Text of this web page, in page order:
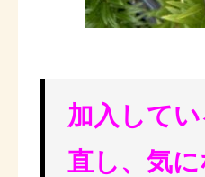
加入して
直し、気